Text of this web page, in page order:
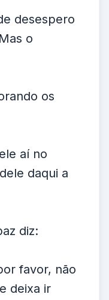
desespero
o
os
aí no
daqui a
diz:
favor, não
deixa ir